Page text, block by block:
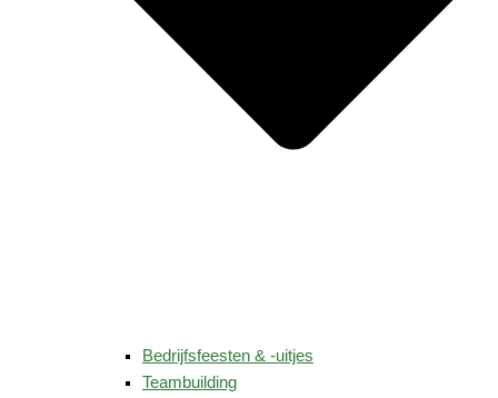
Bedrijfsfeesten & -uitjes
Teambuilding